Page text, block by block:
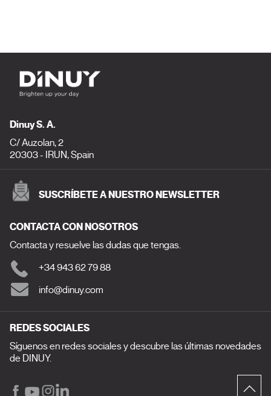
Dinuy S. A.
C/ Auzolan, 2
20303 - IRUN, Spain
SUSCRÍBETE A NUESTRO NEWSLETTER
CONTACTA CON NOSOTROS
Contacta y resuelve las dudas que tengas.
+34 943 62 79 88
info@dinuy.com
REDES SOCIALES
Síguenos en redes sociales y descubre las últimas novedades
de DINUY.